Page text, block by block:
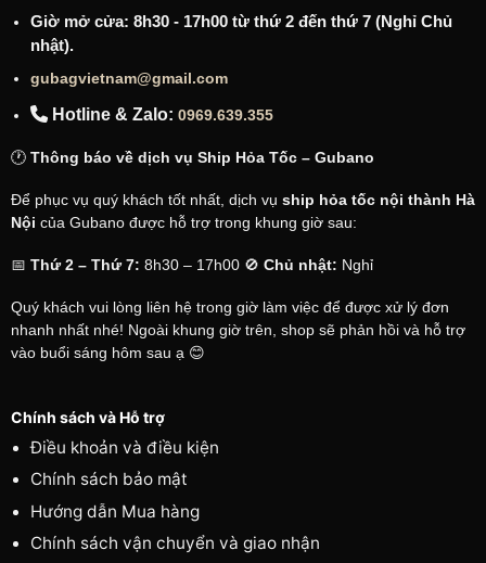
Giờ mở cửa: 8h30 - 17h00 từ thứ 2 đến thứ 7 (Nghỉ Chủ
nhật).
gubagvietnam@gmail.com
Hotline & Zalo: 0969.639.355
🕐 Thông báo về dịch vụ Ship Hỏa Tốc – Gubano
Để phục vụ quý khách tốt nhất, dịch vụ ship hỏa tốc nội thành Hà
Nội của Gubano được hỗ trợ trong khung giờ sau:
📅 Thứ 2 – Thứ 7: 8h30 – 17h00 🚫 Chủ nhật: Nghỉ
Quý khách vui lòng liên hệ trong giờ làm việc để được xử lý đơn
nhanh nhất nhé! Ngoài khung giờ trên, shop sẽ phản hồi và hỗ trợ
vào buổi sáng hôm sau ạ 😊
Chính sách và Hỗ trợ
Điều khoản và điều kiện
Chính sách bảo mật
Hướng dẫn Mua hàng
Chính sách vận chuyển và giao nhận